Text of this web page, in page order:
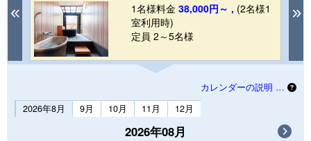
Previous
1名様料金 38,000円～ , (2名様1
室利用時)
定員 2～5名様
カレンダーの説明 …
2026年8月
9月 10月 11月 12月
2026年08月